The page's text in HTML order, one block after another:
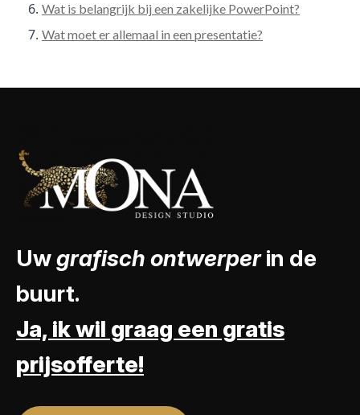
Wat is belangrijk bij een zakelijke PowerPoint?
Wat moet er allemaal in een presentatie?
Uwgrafisch ontwerperin de
buurt.
Ja, ik wil graag een gratis
prijsofferte!